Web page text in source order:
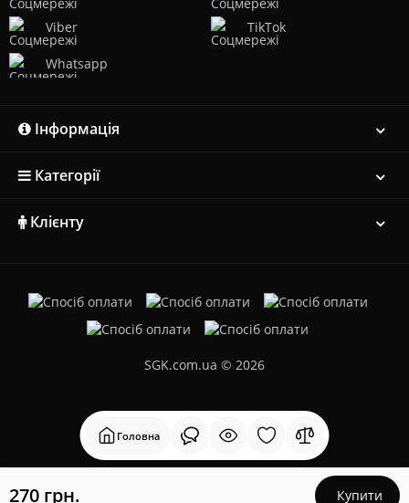
Головна
270 грн. Купити
Viber
Whatsapp
TikTok
Інформація
Категорії
Клієнту
SGK.com.ua © 2026